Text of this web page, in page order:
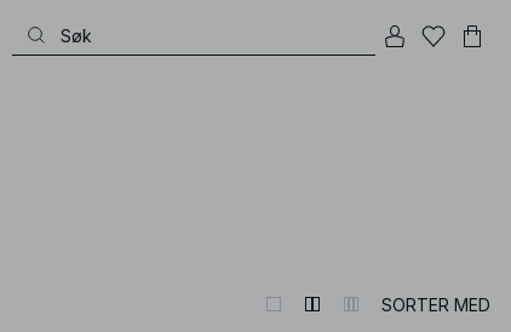
SORTER MED